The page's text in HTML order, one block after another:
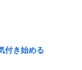
付き始める